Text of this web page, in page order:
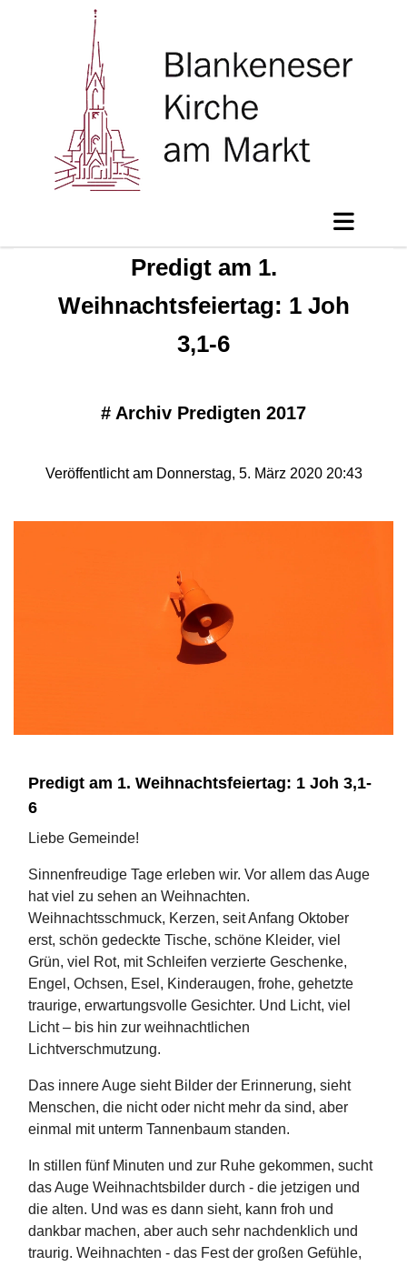
Predigt am 1.
Weihnachtsfeiertag: 1 Joh
3,1-6
# Archiv Predigten 2017
Veröffentlicht am Donnerstag, 5. März 2020 20:43
Predigt am 1. Weihnachtsfeiertag: 1 Joh 3,1-
6
Liebe Gemeinde!
Sinnenfreudige Tage erleben wir. Vor allem das Auge
hat viel zu sehen an Weihnachten.
Weihnachtsschmuck, Kerzen, seit Anfang Oktober
erst, schön gedeckte Tische, schöne Kleider, viel
Grün, viel Rot, mit Schleifen verzierte Geschenke,
Engel, Ochsen, Esel, Kinderaugen, frohe, gehetzte
traurige, erwartungsvolle Gesichter. Und Licht, viel
Licht – bis hin zur weihnachtlichen
Lichtverschmutzung.
Das innere Auge sieht Bilder der Erinnerung, sieht
Menschen, die nicht oder nicht mehr da sind, aber
einmal mit unterm Tannenbaum standen.
In stillen fünf Minuten und zur Ruhe gekommen, sucht
das Auge Weihnachtsbilder durch - die jetzigen und
die alten. Und was es dann sieht, kann froh und
dankbar machen, aber auch sehr nachdenklich und
traurig. Weihnachten - das Fest der großen Gefühle,